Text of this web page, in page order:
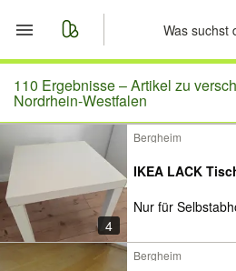
Start
Merkliste
Nachrichten
Anzeige aufgeben
110 Ergebnisse –Artikel zu
Nordrhein-Westfalen
4
Bergheim
IKEA LACK
Nur für
Bergheim